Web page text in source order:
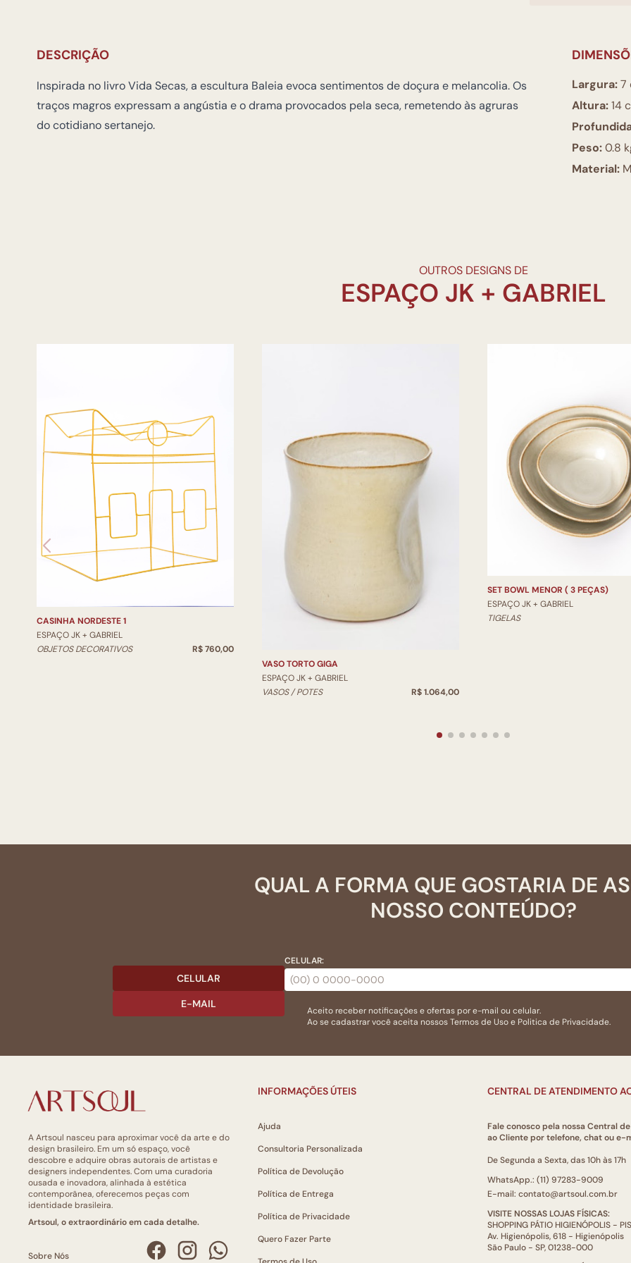
DESCRIÇÃO
Inspirada no livro Vida Secas, a escultura Baleia evoca sentimentos de doçura e melancolia. Os
traços magros expressam a angústia e o drama provocados pela seca, remetendo às agruras
do cotidiano sertanejo.
Largura:7
Altura:14
Peso:0.8
Material:
OUTROS DESIGNS DE
CASINHA NORDESTE 1
ESPAÇO JK + GABRIEL
OBJETOS DECORATIVOS
R$ 760,00
VASO TORTO GIGA
ESPAÇO JK + GABRIEL
VASOS / POTES
R$ 1.064,00
SET BOWL MENOR ( 3 PEÇAS)
ESPAÇO JK + GABRIEL
TIGELAS
QUAL A FORMA QUE GOSTARIA DE
NOSSO CONTEÚDO?
CELULAR
E-MAIL
CELULAR:
Aceito receber notificações e ofertas por e-mail ou celular.
Ao se cadastrar você aceita nossosTermos de Usoe Politica de Privacidade.
A Artsoul nasceu para aproximar você da arte e do
design brasileiro. Em um só espaço, você
descobre e adquire obras autorais de artistas e
designers independentes. Com uma curadoria
ousada e inovadora, alinhada à estética
contemporânea, oferecemos peças com
identidade brasileira.
Artsoul, o extraordinário em cada detalhe.
Sobre Nós
INFORMAÇÕES ÚTEIS
Ajuda
Consultoria Personalizada
Política de Devolução
Política de Entrega
Política de Privacidade
Quero Fazer Parte
CENTRAL DE ATENDIMENTO
Fale conosco pela nossa Central
ao Cliente por telefone, chat ou e-
De Segunda a Sexta, das 10h às 17h
WhatsApp.: (11) 97283-9009
E-mail: contato@artsoul.com.br
VISITE NOSSAS LOJAS FÍSICAS:
SHOPPING PÁTIO HIGIENÓPOLIS -
Av. Higienópolis, 618 - Higienópolis
São Paulo - SP, 01238-000